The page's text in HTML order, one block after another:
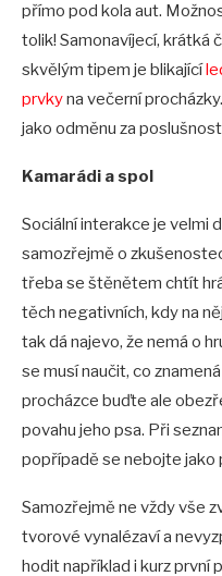
přímo pod kola aut.
tolik! Samonavíjecí, krátká
skvělým tipem je blikající
prvkyna večerní
jako odměnu za
Kamarádi a spol
Sociální interakce je velmi
samozřejmě o
třeba se štěnětem chtít
těch negativních, kdy na
tak dá najevo, že nemá o
se musí naučit, co
procházce buďte ale
povahu jeho psa. Při
popřípadě se nebojte jako
Samozřejmě ne vždy vše
tvorové vynalézaví a
hodit například i kurz první